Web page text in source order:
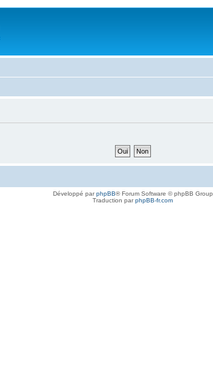
Développé parphpBB® Forum Software © phpBB Group
Traduction parphpBB-fr.com